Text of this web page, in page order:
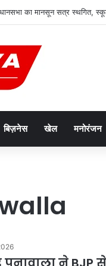
का मानसून सत्र स्थगित,
बिज़नेस खेल मनोरंजन